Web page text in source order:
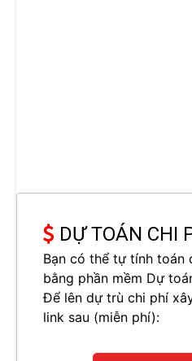
DỰ TOÁN CHI
Bạn có thể tự tính toán
bằng phần mềm Dự
Để lên dự trù chi phí
link sau (miễn phí):